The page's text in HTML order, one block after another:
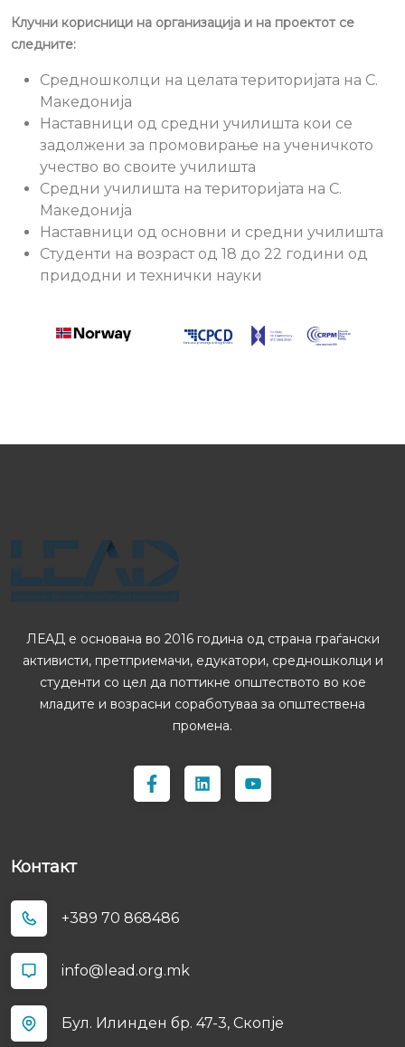
Клучни корисници на организација и на проектот се
следните:
Средношколци на целата територијата на С.
Македонија
Наставници од средни училишта кои се
задолжени за промовирање на ученичкото
учество во своите училишта
Средни училишта на територијата на С.
Македонија
Наставници од основни и средни училишта
Студенти на возраст од 18 до 22 години од
придодни и технички науки
ЛЕАД е основана во 2016 година од страна граѓански
активисти, претприемачи, едукатори, средношколци и
студенти со цел да поттикне општеството во кое
младите и возрасни соработуваа за општествена
промена.
Контакт
+389 70 868486
info@lead.org.mk
Бул. Илинден бр. 47-3, Скопјe